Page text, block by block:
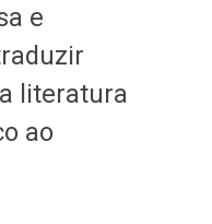
e
literatura
ao